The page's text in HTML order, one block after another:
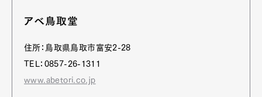
アベ鳥取堂
住所：鳥取県鳥取市富安2-28
TEL：0857-26-1311
www.abetori.co.jp